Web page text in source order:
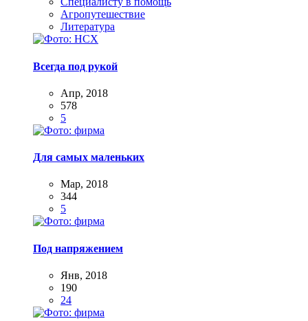
Агропутешествие
Литература
Всегда под рукой
Апр, 2018
578
5
Для самых маленьких
Мар, 2018
344
5
Под напряжением
Янв, 2018
190
24